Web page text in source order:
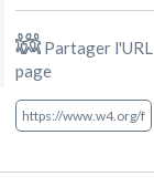
Partager
page